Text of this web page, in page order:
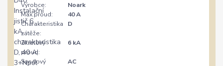
Výrobce:
Noark
Max.proud:
40 A
Charakteristika
zátěže:
D
Zkratový
proud:
6 kA
Svodový
AC